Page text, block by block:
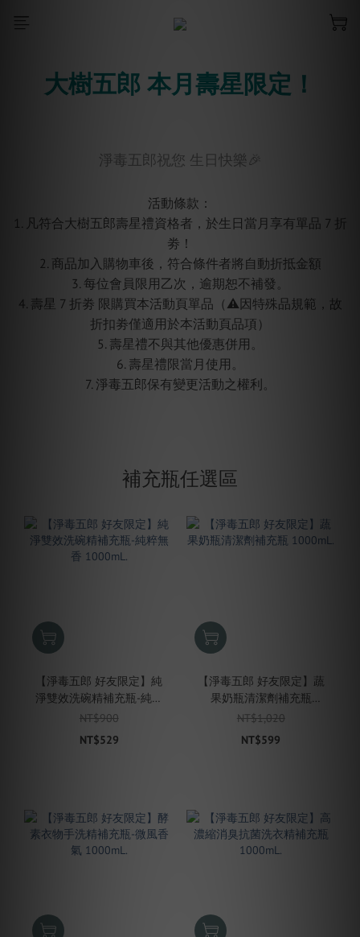
大樹五郎 本月壽星限定！
淨毒五郎祝您 生日快樂🎉
活動條款：
1. 凡符合大樹五郎壽星禮資格者，於生日當月享有單品 7 折
劵！
2. 商品加入購物車後，符合條件者將自動折抵金額
3. 每位會員限用乙次，逾期恕不補發。
4. 壽星 7 折劵 限購買本活動頁單品（⚠️因特殊品規範，故
折扣劵僅適用於本活動頁品項）
5. 壽星禮不與其他優惠併用。
6. 壽星禮限當月使用。
7. 淨毒五郎保有變更活動之權利。
補充瓶任選區
【淨毒五郎 好友限定】純
淨雙效洗碗精補充瓶-純粹
無香 1000mL.
NT$900
NT$529
【淨毒五郎 好友限定】蔬
果奶瓶清潔劑補充瓶
1000mL.
NT$1,020
NT$599